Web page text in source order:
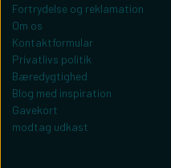
Fortrydelse og reklamation
Om os
Kontaktformular
Privatlivs politik
Bæredygtighed
Blog med inspiration
Gavekort
modtag udkast